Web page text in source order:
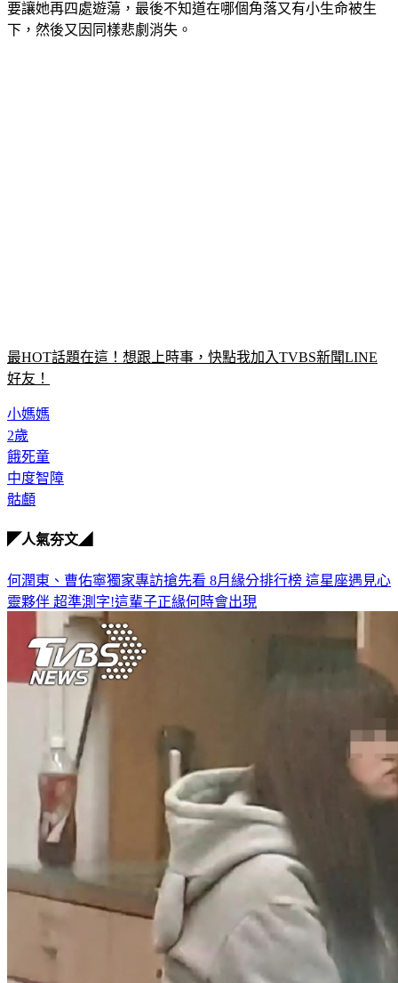
下，然後又因同樣悲劇消失。
好友！
2歲
餓死童
中度智障
骷顱
靈夥伴 超準測字!這輩子正緣何時會出現